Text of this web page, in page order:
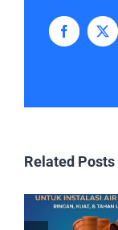
Facebook
X
Related Posts